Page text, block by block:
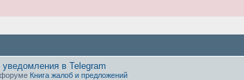
в Telegram
Книга жалоб и предложений